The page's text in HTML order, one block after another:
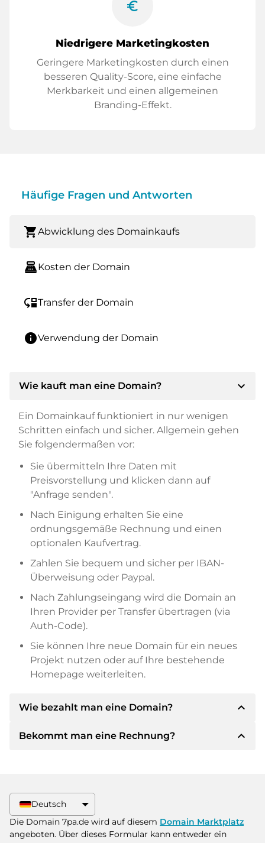
euro_symbol
Niedrigere Marketingkosten
Geringere Marketingkosten durch einen
besseren Quality-Score, eine einfache
Merkbarkeit und einen allgemeinen
Branding-Effekt.
Häufige Fragen und Antworten
shopping_cartAbwicklung des Domainkaufs
point_of_saleKosten der Domain
move_downTransfer der Domain
infoVerwendung der Domain
Wie kauft man eine Domain? expand_more
Ein Domainkauf funktioniert in nur wenigen
Schritten einfach und sicher. Allgemein gehen
Sie folgendermaßen vor:
Sie übermitteln Ihre Daten mit
Preisvorstellung und klicken dann auf
"Anfrage senden".
Nach Einigung erhalten Sie eine
ordnungsgemäße Rechnung und einen
optionalen Kaufvertrag.
Zahlen Sie bequem und sicher per IBAN-
Überweisung oder Paypal.
Nach Zahlungseingang wird die Domain an
Ihren Provider per Transfer übertragen (via
Auth-Code).
Sie können Ihre neue Domain für ein neues
Projekt nutzen oder auf Ihre bestehende
Homepage weiterleiten.
Wie bezahlt man eine Domain? expand_less
Nach einer Einigung wird der Inhaber Ihnen die
Zahlungsmethoden anbieten.
Bitte geben Sie bei der Überweisung immer
den Domainnamen und die
Bekommt man eine Rechnung? expand_less
größeren Kaufpreisen bekommen Sie auf
Wunsch auch einen zusätzlichen Kaufvertrag.
Deutsch
Die Domain 7pa.de wird auf diesem Domain Marktplatz
angeboten. Über dieses Formular kann entweder ein